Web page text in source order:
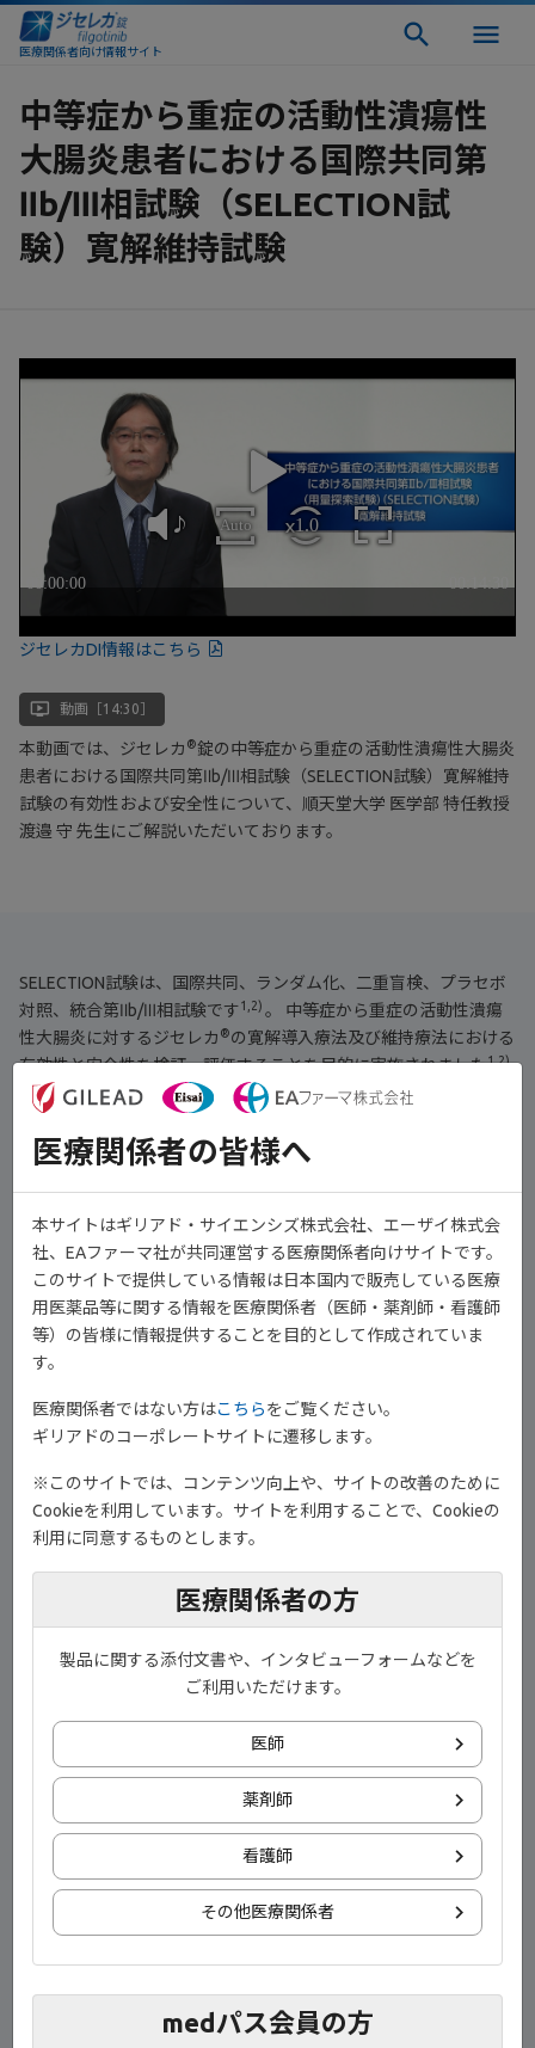
医療関係者向け情報サイト
中等症から重症の活動性潰瘍性
大腸炎患者における国際共同第
Ⅱb/Ⅲ相試験（SELECTION試
験）寛解維持試験
ジセレカDI情報はこちら
ondemand_video 動画［14:30］
本動画では、ジセレカ ®錠の中等症から重症の活動性潰瘍性大腸炎
患者における国際共同第Ⅱb/Ⅲ相試験（SELECTION試験）寛解維持
試験の有効性および安全性について、順天堂大学 医学部 特任教授
渡邉 守 先生にご解説いただいております。
SELECTION試験は、国際共同、ランダム化、二重盲検、プラセボ
対照、統合第Ⅱb/Ⅲ相試験です1,2) 。 中等症から重症の活動性潰瘍
性大腸炎に対するジセレカ ®の寛解導入療法及び維持療法における
有効性と安全性を検証・評価することを目的に実施されました1,2)
。対象は中等症から重症の活動性潰瘍性大腸炎患者であり、寛解
1,2)。
本試験は、投与10週時点における有効性と安全性を検討した寛解
導入試験と、投与58週時点における有効性と安全性を検討した寛
解維持試験から成ります
1,2) 。この動画では、寛解維持試験の結果
1) 社内資料：SELECTION〔承認時評価資料〕
2) Feagan BG, et al. Lancet. 397（10292）：2372-2384, 2021
（利益相反：本研究はGilead Sciences Inc. の資金提供により行わ
れた）
順天堂大学 医学部 特任教授
医療関係者の皆様へ
本サイトはギリアド・サイエンシズ株式会社、エーザイ株式会
社、EAファーマ社が共同運営する医療関係者向けサイトです。
このサイトで提供している情報は日本国内で販売している医療
用医薬品等に関する情報を医療関係者（医師・薬剤師・看護師
等）の皆様に情報提供することを目的として作成されていま
す。
医療関係者ではない方はこちらをご覧ください。
ギリアドのコーポレートサイトに遷移します。
※このサイトでは、コンテンツ向上や、サイトの改善のために
Cookieを利用しています。サイトを利用することで、Cookieの
利用に同意するものとします。
医療関係者の方
製品に関する添付文書や、インタビューフォームなどを
ご利用いただけます。
医師
薬剤師
看護師
その他医療関係者
medパス会員の方